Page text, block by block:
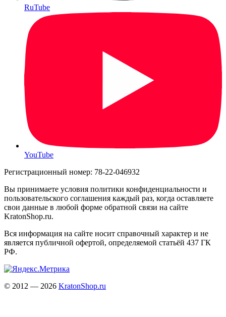
RuTube
YouTube
Регистрационный номер: 78-22-046932
Вы принимаете условия политики конфиденциальности и
пользовательского соглашения каждый раз, когда оставляете
свои данные в любой форме обратной связи на сайте
KratonShop.ru.
Вся информация на сайте носит справочный характер и не
является публичной офертой, определяемой статьёй 437 ГК
РФ.
© 2012 — 2026 KratonShop.ru